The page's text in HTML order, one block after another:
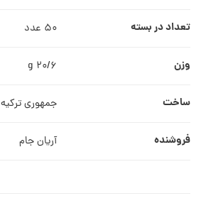
تعداد در بسته 50 عدد
وزن 20/6 g
ساخت جمهوری ترکیه
فروشنده آریان جام